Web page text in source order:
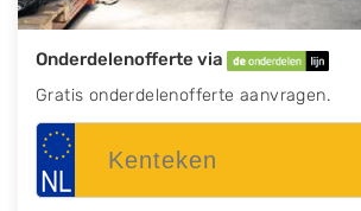
Onderdelenofferte via
Gratis onderdelenofferte aanvragen.